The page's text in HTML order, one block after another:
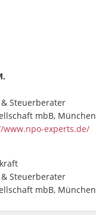
& Steuerberater
mbB, München
www.npo-experts.de/
& Steuerberater
mbB, München